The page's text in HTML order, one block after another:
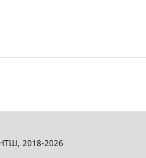
2018-2026